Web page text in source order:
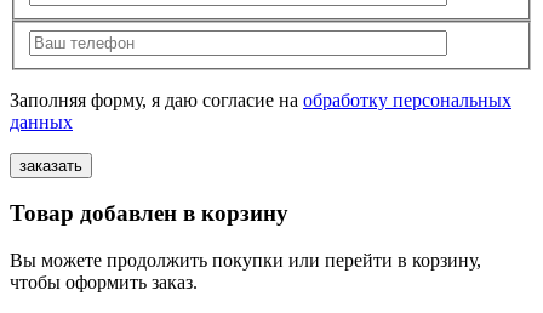
Заполняя форму, я даю согласие на обработку персональных
данных
Товар добавлен в корзину
Вы можете продолжить покупки или перейти в корзину,
чтобы оформить заказ.